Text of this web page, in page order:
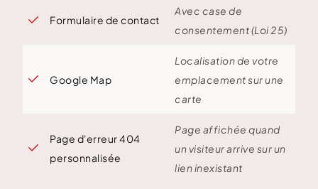
 Formulaire de contact
Avec case de
consentement (Loi 25)
 Google Map
Localisation de votre
emplacement sur une
carte

Page d'erreur 404
personnalisée
Page affichée quand
un visiteur arrive sur un
lien inexistant